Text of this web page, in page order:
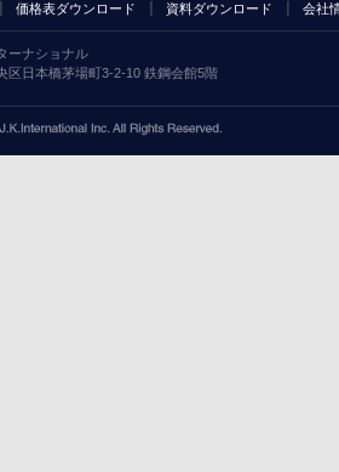
価格表ダウンロード 資料ダウンロード 会社
ーナショナル
区日本橋茅場町3-2-10 鉄鋼会館5階